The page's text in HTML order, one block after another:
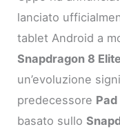
lanciato
tablet Android a
Snapdragon 8 Elite
un’evoluzione
predecessore
basato sullo